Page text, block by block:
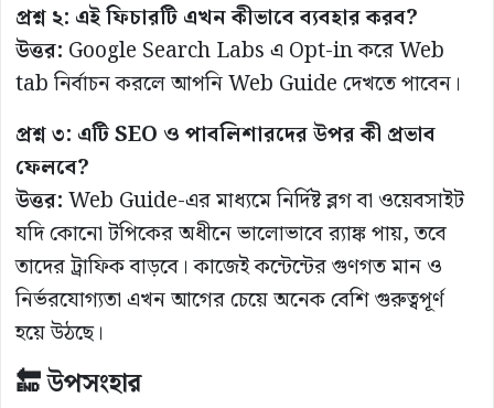
প্রশ্ন ২: এই ফিচারটি এখন কীভাবে ব্যবহার করব?
উত্তর: Google Search Labs এ Opt-in করে Web
tab নির্বাচন করলে আপনি Web Guide দেখতে পাবেন।
প্রশ্ন ৩: এটি SEO ও পাবলিশারদের উপর কী প্রভাব
ফেলবে?
উত্তর:Web Guide-এর মাধ্যমে নির্দিষ্ট ব্লগ বা ওয়েবসাইট
যদি কোনো টপিকের অধীনে ভালোভাবে র‍্যাঙ্ক পায়, তবে
তাদের ট্রাফিক বাড়বে। কাজেই কন্টেন্টের গুণগত মান ও
নির্ভরযোগ্যতা এখন আগের চেয়ে অনেক বেশি গুরুত্বপূর্ণ
হয়ে উঠছে।
🔚 উপসংহার